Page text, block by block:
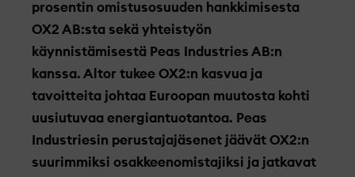
prosentin omistusosuuden hankkimisesta
OX2 AB:sta sekä yhteistyön
käynnistämisestä Peas Industries AB:n
kanssa. Altor tukee OX2:n kasvua ja
tavoitteita johtaa Euroopan muutosta kohti
uusiutuvaa energiantuotantoa. Peas
Industriesin perustajajäsenet jäävät OX2:n
suurimmiksi osakkeenomistajiksi ja jatkavat